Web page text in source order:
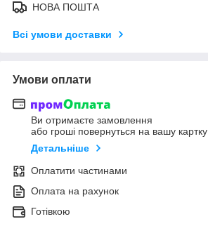
НОВА ПОШТА
Всі умови доставки
Умови оплати
Ви отримаєте замовлення
або гроші повернуться на вашу картку
Детальніше
Оплатити частинами
Оплата на рахунок
Готівкою